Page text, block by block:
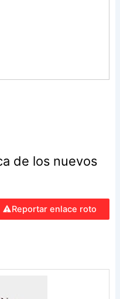
es una oda al poder
se escucha con el
todos podemos
de los nuevos
Reportar enlace roto